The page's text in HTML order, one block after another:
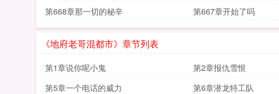
第668章那一切的秘辛
第667章开始了吗
《地府老哥混都市》章节列表
第1章说你呢小鬼 第2章报仇雪恨
第5章一个电话的威力
第6章潜龙特工队